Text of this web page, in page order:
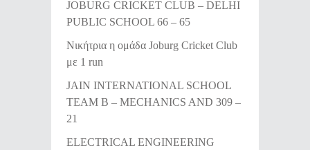
JOBURG CRICKET CLUB – DELHI
PUBLIC SCHOOL 66 – 65
Νικήτρια η ομάδα Joburg Cricket Club
με 1 run
JAIN INTERNATIONAL SCHOOL
TEAM B – MECHANICS AND 309 –
21
ELECTRICAL ENGINEERING